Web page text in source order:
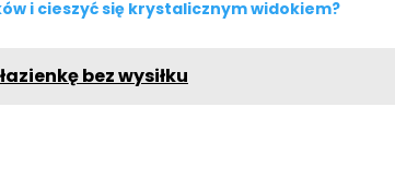
i cieszyć się krystalicznym widokiem?
bez wysiłku